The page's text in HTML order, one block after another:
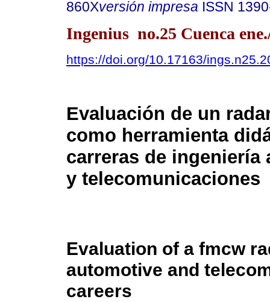
860Xversión impresa ISSN
Ingenius no.25 Cuenca
https://doi.org/10.17163/
Evaluación de un
como herramienta
carreras de ingeniería
y telecomunicaciones
Evaluation of a fmcw
automotive and
careers